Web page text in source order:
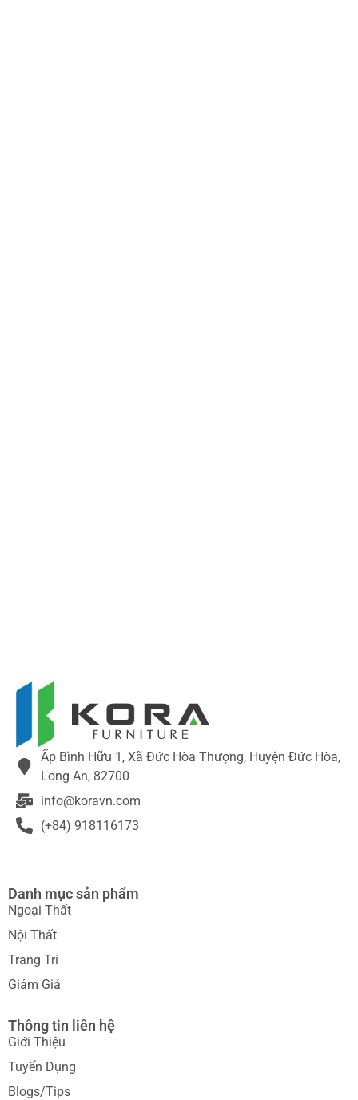
Ấp Bình Hữu 1, Xã Đức Hòa Thượng, Huyện Đức Hòa,
Long An, 82700
info@koravn.com
(+84) 918116173
Danh mục sản phẩm
Ngoại Thất
Nội Thất
Trang Trí
Giảm Giá
Thông tin liên hệ
Giới Thiệu
Tuyển Dụng
Blogs/Tips